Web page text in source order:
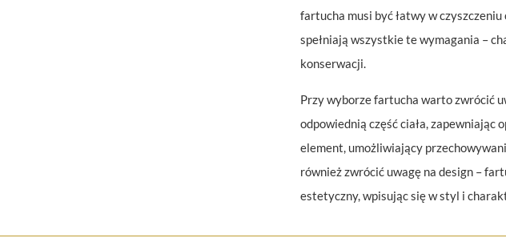
fartucha musi być łatwy w czyszczeniu
spełniają wszystkie te wymagania –
konserwacji.
Przy wyborze fartucha warto zwrócić
odpowiednią część ciała,
element, umożliwiający
również zwrócić uwagę na design –
estetyczny, wpisując się w styl i